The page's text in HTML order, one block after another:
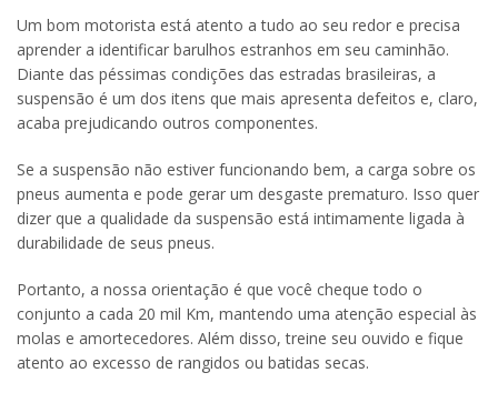
Um bom motorista está atento a tudo ao seu redor e precisa
aprender a identificar barulhos estranhos em seu caminhão.
Diante das péssimas condições das estradas brasileiras, a
suspensão é um dos itens que mais apresenta defeitos e, claro,
acaba prejudicando outros componentes.
Se a suspensão não estiver funcionando bem, a carga sobre os
pneus aumenta e pode gerar um desgaste prematuro. Isso quer
dizer que a qualidade da suspensão está intimamente ligada à
durabilidade de seus pneus.
Portanto, a nossa orientação é que você cheque todo o
conjunto a cada 20 mil Km, mantendo uma atenção especial às
molas e amortecedores. Além disso, treine seu ouvido e fique
atento ao excesso de rangidos ou batidas secas.